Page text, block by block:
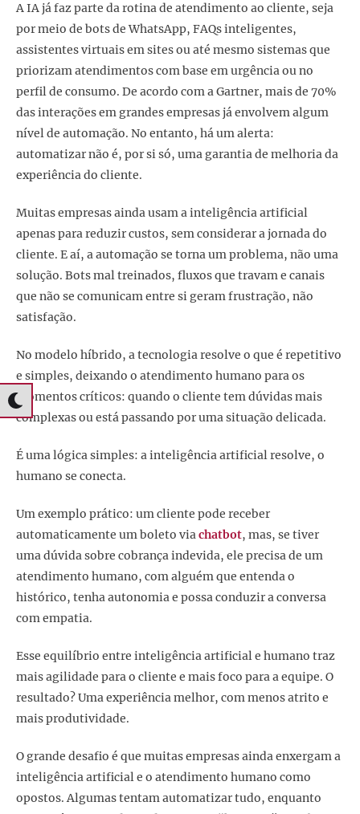
A IA já faz parte da rotina de atendimento ao cliente, seja
por meio de bots de WhatsApp, FAQs inteligentes,
assistentes virtuais em sites ou até mesmo sistemas que
priorizam atendimentos com base em urgência ou no
perfil de consumo. De acordo com a Gartner, mais de 70%
das interações em grandes empresas já envolvem algum
nível de automação. No entanto, há um alerta:
automatizar não é, por si só, uma garantia de melhoria da
experiência do cliente.
Muitas empresas ainda usam a inteligência artificial
apenas para reduzir custos, sem considerar a jornada do
cliente. E aí, a automação se torna um problema, não uma
solução. Bots mal treinados, fluxos que travam e canais
que não se comunicam entre si geram frustração, não
satisfação.
No modelo híbrido, a tecnologia resolve o que é repetitivo
e simples, deixando o atendimento humano para os
momentos críticos: quando o cliente tem dúvidas mais
complexas ou está passando por uma situação delicada.
É uma lógica simples: a inteligência artificial resolve, o
humano se conecta.
Um exemplo prático: um cliente pode receber
automaticamente um boleto viachatbot, mas, se tiver
uma dúvida sobre cobrança indevida, ele precisa de um
atendimento humano, com alguém que entenda o
histórico, tenha autonomia e possa conduzir a conversa
com empatia.
Esse equilíbrio entre inteligência artificial e humano traz
mais agilidade para o cliente e mais foco para a equipe. O
resultado? Uma experiência melhor, com menos atrito e
mais produtividade.
O grande desafio é que muitas empresas ainda enxergam a
inteligência artificial e o atendimento humano como
opostos. Algumas tentam automatizar tudo, enquanto